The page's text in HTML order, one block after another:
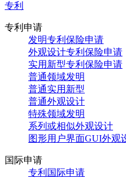
专利
专利申请
发明专利保险申请
外观设计专利保险申请
实用新型专利保险申请
普通领域发明
普通实用新型
普通外观设计
特殊领域发明
系列或相似外观设计
图形用户界面GUI外观
国际申请
专利国际申请